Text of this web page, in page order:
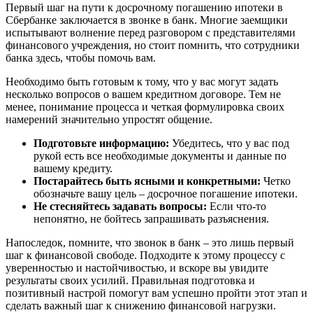
Первый шаг на пути к досрочному погашению ипотеки в
Сбербанке заключается в звонке в банк. Многие заемщики
испытывают волнение перед разговором с представителями
финансового учреждения, но стоит помнить, что сотрудники
банка здесь, чтобы помочь вам.
Необходимо быть готовым к тому, что у вас могут задать
несколько вопросов о вашем кредитном договоре. Тем не
менее, понимание процесса и четкая формулировка своих
намерений значительно упростят общение.
Подготовьте информацию: Убедитесь, что у вас под
рукой есть все необходимые документы и данные по
вашему кредиту.
Постарайтесь быть ясными и конкретными: Четко
обозначьте вашу цель – досрочное погашение ипотеки.
Не стесняйтесь задавать вопросы: Если что-то
непонятно, не бойтесь запрашивать разъяснения.
Напоследок, помните, что звонок в банк – это лишь первый
шаг к финансовой свободе. Подходите к этому процессу с
уверенностью и настойчивостью, и вскоре вы увидите
результаты своих усилий. Правильная подготовка и
позитивный настрой помогут вам успешно пройти этот этап и
сделать важный шаг к снижению финансовой нагрузки.